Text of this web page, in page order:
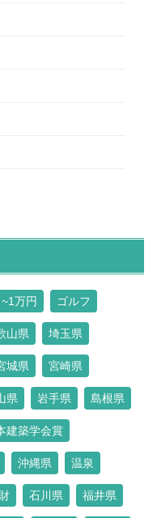
~1万円 ゴルフ
山県 埼玉県
城県 宮崎県
県 岩手県 島根県
建築学会賞
沖縄県 温泉
石川県 福井県